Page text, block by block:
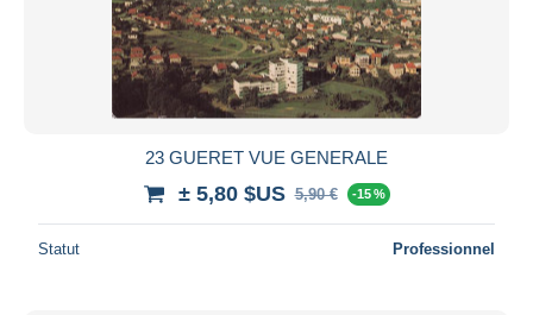
23 GUERET VUE GENERALE
± 5,80 $US 5,90 € -15 %
Statut Professionnel